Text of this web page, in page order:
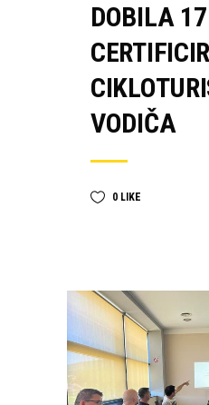
DOBILA 17
VODIČA
0 LIKE